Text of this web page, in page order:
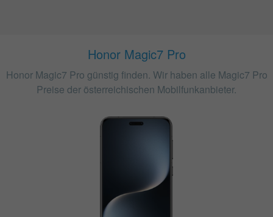
Honor Magic7 Pro
Honor Magic7 Pro günstig finden. Wir haben alle Magic7 Pro
Preise der österreichischen Mobilfunkanbieter.